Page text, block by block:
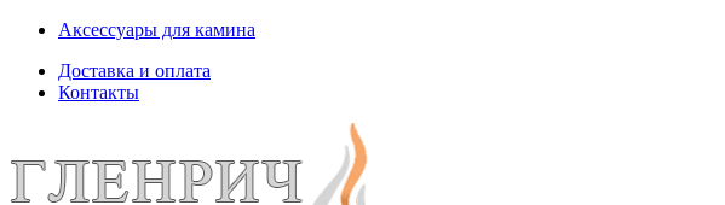
Аксессуары для камина
Доставка и оплата
Контакты